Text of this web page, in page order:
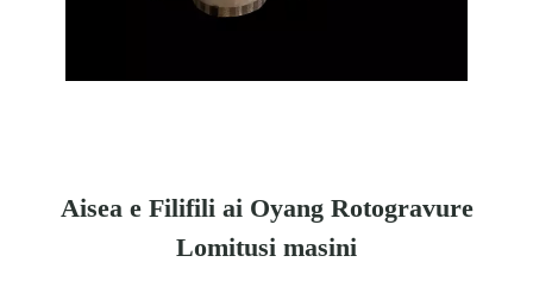
Aisea e Filifili ai Oyang Rotogravure
Lomitusi masini